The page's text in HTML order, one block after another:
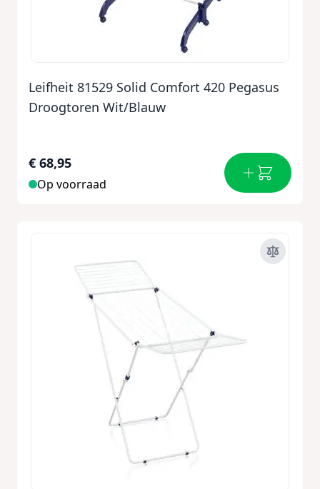
Leifheit 81529 Solid Comfort 420 Pegasus
Droogtoren Wit/Blauw
€ 68,95
Op voorraad